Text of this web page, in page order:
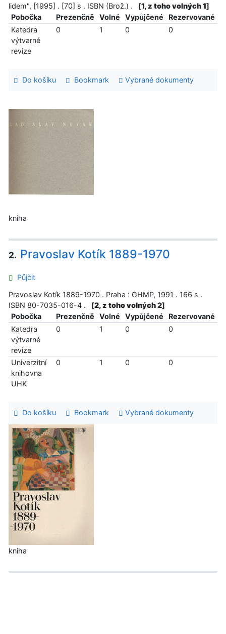
lidem", [1995] . [70] s . ISBN (Brož.) .
[1, z toho volných 1]
Pobočka
Prezenčně Volné Vypůjčené
Rezervované
Katedra
výtvarné
revize
0 1 0 0
Do košíku Bookmark Vybrané dokumenty
kniha
2. Pravoslav Kotík 1889-1970
Půjčit
Pravoslav Kotík 1889-1970 . Praha : GHMP, 1991 . 166 s .
ISBN 80-7035-016-4 .
[2, z toho volných 2]
Pobočka
Prezenčně Volné Vypůjčené
Rezervované
Katedra
výtvarné
revize
0 1 0 0
Univerzitní
knihovna
UHK
0 1 0 0
Do košíku Bookmark Vybrané dokumenty
kniha